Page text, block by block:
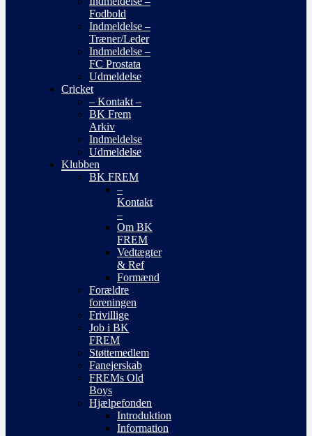
Fodbold
Indmeldelse –
Træner/Leder
Indmeldelse –
FC Prostata
Udmeldelse
Cricket
– Kontakt –
BK Frem
Arkiv
Indmeldelse
Udmeldelse
Klubben
BK FREM
–
Kontakt
–
Om BK
FREM
Vedtægter
& Ref
Formænd
Forældre
foreningen
Frivillige
Job i BK
FREM
Støttemedlem
Fanejerskab
FREMs Old
Boys
Hjælpefonden
Introduktion
Information